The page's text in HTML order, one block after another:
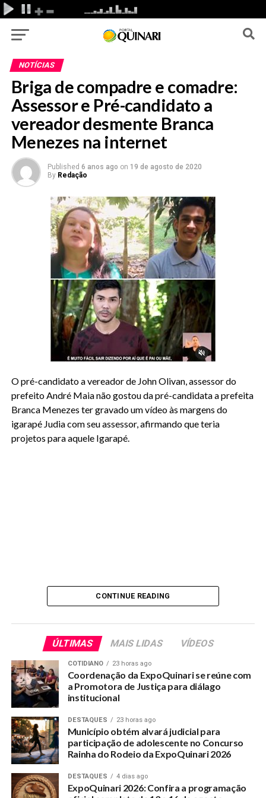
NOTÍCIAS
Briga de compadre e comadre:
Assessor e Pré-candidato a
vereador desmente Branca
Menezes na internet
Published 6 anos ago on 19 de agosto de 2020
By Redação
O pré-candidato a vereador de John Olivan, assessor do
prefeito André Maia não gostou da pré-candidata a prefeita
Branca Menezes ter gravado um vídeo às margens do
igarapé Judia com seu assessor, afirmando que teria
projetos para aquele Igarapé.
CONTINUE READING
ÚLTIMAS MAIS LIDAS VÍDEOS
COTIDIANO 23 horas ago
Coordenação da ExpoQuinari se reúne com
a Promotora de Justiça para diálago
institucional
DESTAQUES 23 horas ago
Município obtém alvará judicial para
participação de adolescente no Concurso
Rainha do Rodeio da ExpoQuinari 2026
DESTAQUES 4 dias ago
ExpoQuinari 2026: Confira a programação